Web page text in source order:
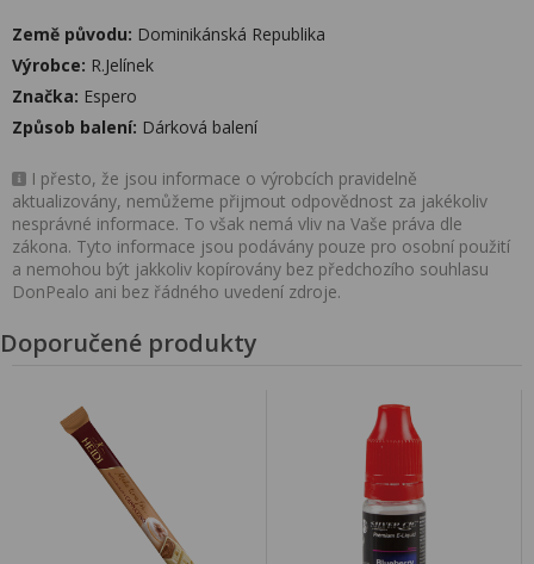
Země původu: Dominikánská Republika
Výrobce: R.Jelínek
Značka: Espero
Způsob balení: Dárková balení
I přesto, že jsou informace o výrobcích pravidelně
aktualizovány, nemůžeme přijmout odpovědnost za jakékoliv
nesprávné informace. To však nemá vliv na Vaše práva dle
zákona. Tyto informace jsou podávány pouze pro osobní použití
a nemohou být jakkoliv kopírovány bez předchozího souhlasu
DonPealo ani bez řádného uvedení zdroje.
Doporučené produkty